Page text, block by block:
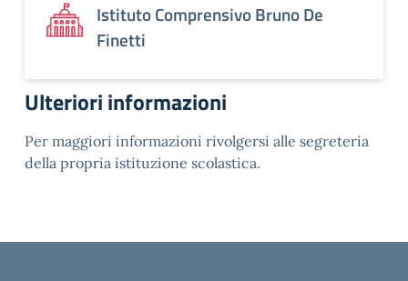
Istituto Comprensivo Bruno De
Finetti
Ulteriori informazioni
Per maggiori informazioni rivolgersi alle segreteria
della propria istituzione scolastica.